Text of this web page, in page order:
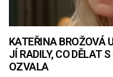
KATEŘINA BROŽOVÁ
JÍ RADILY, CO DĚLAT
OZVALA